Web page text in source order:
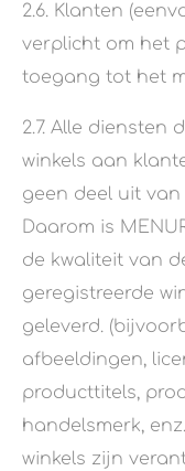
2.6. Klanten
verplicht om het
toegang tot het
2.7. Alle diensten
winkels aan
geen deel uit
Daarom is
de kwaliteit van
geregistreerde
geleverd.
afbeeldingen,
producttitels,
handelsmerk,
winkels zijn